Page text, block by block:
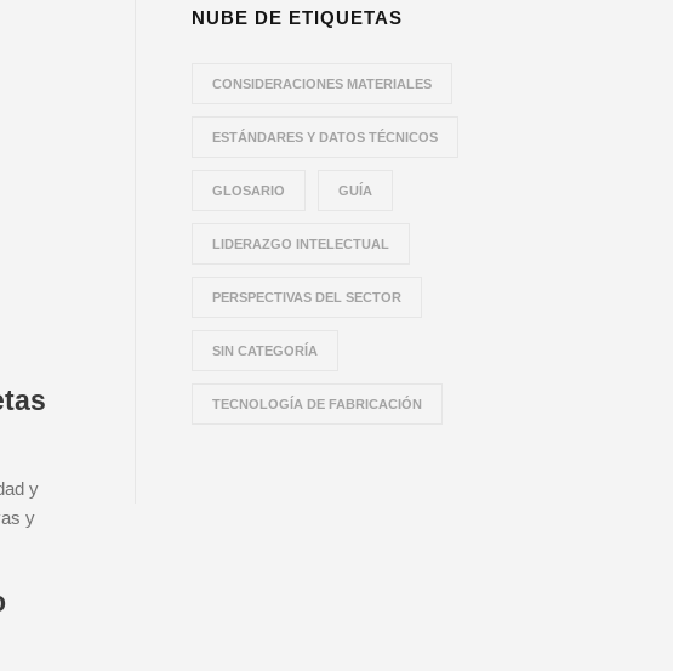
y
y
NUBE DE ETIQUETAS
CONSIDERACIONES MATERIALES
ESTÁNDARES Y DATOS TÉCNICOS
GLOSARIO GUÍA
LIDERAZGO INTELECTUAL
PERSPECTIVAS DEL SECTOR
SIN CATEGORÍA
TECNOLOGÍA DE FABRICACIÓN